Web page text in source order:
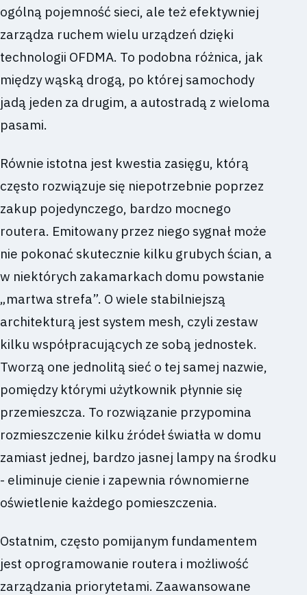
ogólną pojemność sieci, ale też efektywniej
zarządza ruchem wielu urządzeń dzięki
technologii OFDMA. To podobna różnica, jak
między wąską drogą, po której samochody
jadą jeden za drugim, a autostradą z wieloma
pasami.
Równie istotna jest kwestia zasięgu, którą
często rozwiązuje się niepotrzebnie poprzez
zakup pojedynczego, bardzo mocnego
routera. Emitowany przez niego sygnał może
nie pokonać skutecznie kilku grubych ścian, a
w niektórych zakamarkach domu powstanie
„martwa strefa”. O wiele stabilniejszą
architekturą jest system mesh, czyli zestaw
kilku współpracujących ze sobą jednostek.
Tworzą one jednolitą sieć o tej samej nazwie,
pomiędzy którymi użytkownik płynnie się
przemieszcza. To rozwiązanie przypomina
rozmieszczenie kilku źródeł światła w domu
zamiast jednej, bardzo jasnej lampy na środku
- eliminuje cienie i zapewnia równomierne
oświetlenie każdego pomieszczenia.
Ostatnim, często pomijanym fundamentem
jest oprogramowanie routera i możliwość
zarządzania priorytetami. Zaawansowane